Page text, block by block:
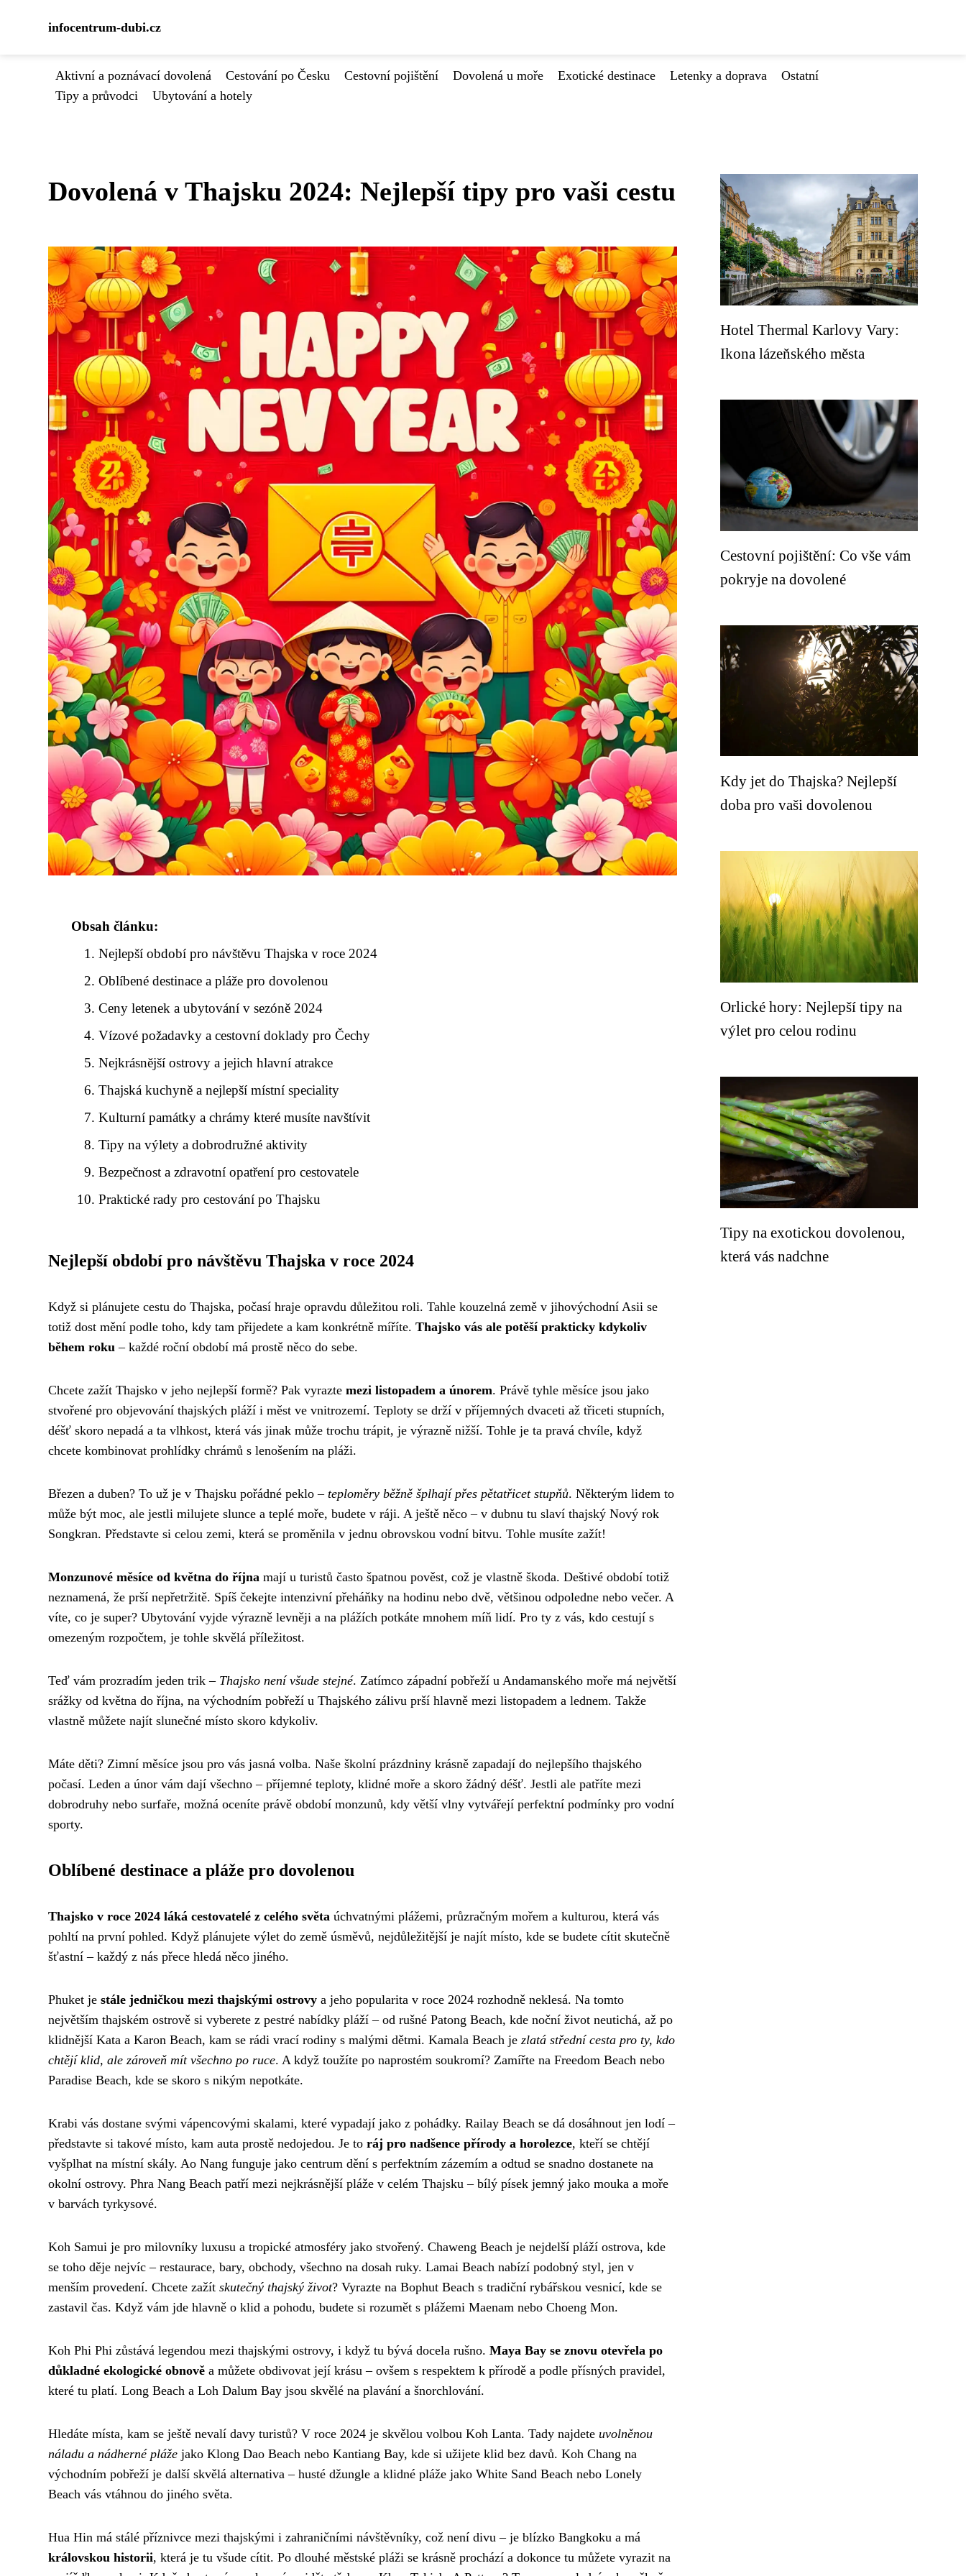
infocentrum-dubi.cz
Aktivní a poznávací dovolená Cestování po Česku Cestovní pojištění Dovolená u moře Exotické destinace Letenky a doprava
Ostatní
Tipy a průvodci
Ubytování a hotely
Dovolená v Thajsku 2024: Nejlepší tipy pro vaši cestu
Obsah článku:
Nejlepší období pro návštěvu Thajska v roce 2024
Oblíbené destinace a pláže pro dovolenou
Ceny letenek a ubytování v sezóně 2024
Vízové požadavky a cestovní doklady pro Čechy
Nejkrásnější ostrovy a jejich hlavní atrakce
Thajská kuchyně a nejlepší místní speciality
Kulturní památky a chrámy které musíte navštívit
Tipy na výlety a dobrodružné aktivity
Bezpečnost a zdravotní opatření pro cestovatele
Praktické rady pro cestování po Thajsku
Nejlepší období pro návštěvu Thajska v roce 2024
Když si plánujete cestu do Thajska, počasí hraje opravdu důležitou roli. Tahle kouzelná země v jihovýchodní Asii se
totiž dost mění podle toho, kdy tam přijedete a kam konkrétně míříte. Thajsko vás ale potěší prakticky kdykoliv
během roku – každé roční období má prostě něco do sebe.
Chcete zažít Thajsko v jeho nejlepší formě? Pak vyrazte mezi listopadem a únorem. Právě tyhle měsíce jsou jako
stvořené pro objevování thajských pláží i měst ve vnitrozemí. Teploty se drží v příjemných dvaceti až třiceti stupních,
déšť skoro nepadá a ta vlhkost, která vás jinak může trochu trápit, je výrazně nižší. Tohle je ta pravá chvíle, když
chcete kombinovat prohlídky chrámů s lenošením na pláži.
Březen a duben? To už je v Thajsku pořádné peklo – teploměry běžně šplhají přes pětatřicet stupňů. Některým lidem to
může být moc, ale jestli milujete slunce a teplé moře, budete v ráji. A ještě něco – v dubnu tu slaví thajský Nový rok
Songkran. Představte si celou zemi, která se proměnila v jednu obrovskou vodní bitvu. Tohle musíte zažít!
Monzunové měsíce od května do října mají u turistů často špatnou pověst, což je vlastně škoda. Deštivé období totiž
neznamená, že prší nepřetržitě. Spíš čekejte intenzivní přeháňky na hodinu nebo dvě, většinou odpoledne nebo večer. A
víte, co je super? Ubytování vyjde výrazně levněji a na plážích potkáte mnohem míň lidí. Pro ty z vás, kdo cestují s
omezeným rozpočtem, je tohle skvělá příležitost.
Teď vám prozradím jeden trik – Thajsko není všude stejné. Zatímco západní pobřeží u Andamanského moře má největší
srážky od května do října, na východním pobřeží u Thajského zálivu prší hlavně mezi listopadem a lednem. Takže
vlastně můžete najít slunečné místo skoro kdykoliv.
Máte děti? Zimní měsíce jsou pro vás jasná volba. Naše školní prázdniny krásně zapadají do nejlepšího thajského
počasí. Leden a únor vám dají všechno – příjemné teploty, klidné moře a skoro žádný déšť. Jestli ale patříte mezi
dobrodruhy nebo surfaře, možná oceníte právě období monzunů, kdy větší vlny vytvářejí perfektní podmínky pro vodní
sporty.
Oblíbené destinace a pláže pro dovolenou
Thajsko v roce 2024 láká cestovatelé z celého světa úchvatnými plážemi, průzračným mořem a kulturou, která vás
pohltí na první pohled. Když plánujete výlet do země úsměvů, nejdůležitější je najít místo, kde se budete cítit skutečně
šťastní – každý z nás přece hledá něco jiného.
Phuket je stále jedničkou mezi thajskými ostrovy a jeho popularita v roce 2024 rozhodně neklesá. Na tomto
největším thajském ostrově si vyberete z pestré nabídky pláží – od rušné Patong Beach, kde noční život neutichá, až po
klidnější Kata a Karon Beach, kam se rádi vrací rodiny s malými dětmi. Kamala Beach je zlatá střední cesta pro ty, kdo
chtějí klid, ale zároveň mít všechno po ruce. A když toužíte po naprostém soukromí? Zamířte na Freedom Beach nebo
Paradise Beach, kde se skoro s nikým nepotkáte.
Krabi vás dostane svými vápencovými skalami, které vypadají jako z pohádky. Railay Beach se dá dosáhnout jen lodí –
představte si takové místo, kam auta prostě nedojedou. Je to ráj pro nadšence přírody a horolezce, kteří se chtějí
vyšplhat na místní skály. Ao Nang funguje jako centrum dění s perfektním zázemím a odtud se snadno dostanete na
okolní ostrovy. Phra Nang Beach patří mezi nejkrásnější pláže v celém Thajsku – bílý písek jemný jako mouka a moře
v barvách tyrkysové.
Koh Samui je pro milovníky luxusu a tropické atmosféry jako stvořený. Chaweng Beach je nejdelší pláží ostrova, kde
se toho děje nejvíc – restaurace, bary, obchody, všechno na dosah ruky. Lamai Beach nabízí podobný styl, jen v
menším provedení. Chcete zažít skutečný thajský život? Vyrazte na Bophut Beach s tradiční rybářskou vesnicí, kde se
zastavil čas. Když vám jde hlavně o klid a pohodu, budete si rozumět s plážemi Maenam nebo Choeng Mon.
Koh Phi Phi zůstává legendou mezi thajskými ostrovy, i když tu bývá docela rušno. Maya Bay se znovu otevřela po
důkladné ekologické obnově a můžete obdivovat její krásu – ovšem s respektem k přírodě a podle přísných pravidel,
které tu platí. Long Beach a Loh Dalum Bay jsou skvělé na plavání a šnorchlování.
Hledáte místa, kam se ještě nevalí davy turistů? V roce 2024 je skvělou volbou Koh Lanta. Tady najdete uvolněnou
náladu a nádherné pláže jako Klong Dao Beach nebo Kantiang Bay, kde si užijete klid bez davů. Koh Chang na
východním pobřeží je další skvělá alternativa – husté džungle a klidné pláže jako White Sand Beach nebo Lonely
Beach vás vtáhnou do jiného světa.
Hua Hin má stálé příznivce mezi thajskými i zahraničními návštěvníky, což není divu – je blízko Bangkoku a má
královskou historii, která je tu všude cítit. Po dlouhé městské pláži se krásně prochází a dokonce tu můžete vyrazit na
Hotel Thermal Karlovy Vary:
Ikona lázeňského města
Cestovní pojištění: Co vše vám
pokryje na dovolené
Kdy jet do Thajska? Nejlepší
doba pro vaši dovolenou
Orlické hory: Nejlepší tipy na
výlet pro celou rodinu
Tipy na exotickou dovolenou,
která vás nadchne